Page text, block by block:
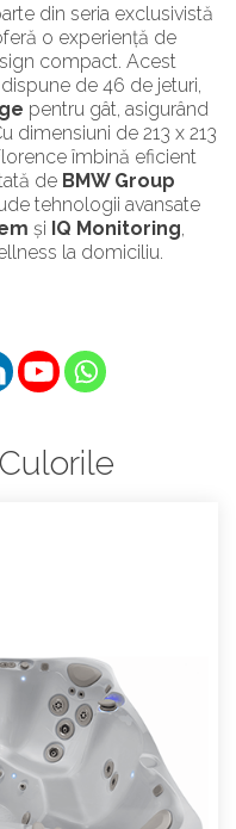
din seria exclusivistă
o experiență de
compact. Acest
de 46 de jeturi,
pentru gât, asigurând
dimensiuni de 213 x 213
îmbină eficient
de BMW Group
tehnologii avansate
și IQ Monitoring,
la domiciliu.